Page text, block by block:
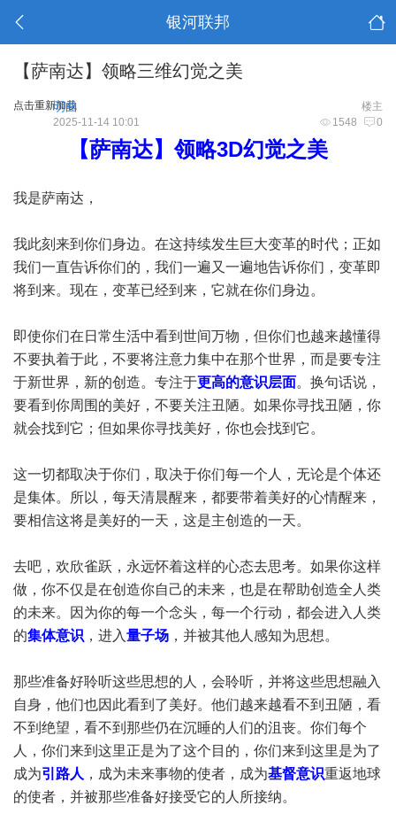
银河联邦
【萨南达】领略三维幻觉之美
点击重新加载 楼主
明曲
1548 0
2025-11-14 10:01
【萨南达】领略3D幻觉之美
我是萨南达，
我此刻来到你们身边。在这持续发生巨大变革的时代；正如
我们一直告诉你们的，我们一遍又一遍地告诉你们，变革即
将到来。现在，变革已经到来，它就在你们身边。
即使你们在日常生活中看到世间万物，但你们也越来越懂得
不要执着于此，不要将注意力集中在那个世界，而是要专注
于新世界，新的创造。专注于更高的意识层面。换句话说，
要看到你周围的美好，不要关注丑陋。如果你寻找丑陋，你
就会找到它；但如果你寻找美好，你也会找到它。
这一切都取决于你们，取决于你们每一个人，无论是个体还
是集体。所以，每天清晨醒来，都要带着美好的心情醒来，
要相信这将是美好的一天，这是主创造的一天。
去吧，欢欣雀跃，永远怀着这样的心态去思考。如果你这样
做，你不仅是在创造你自己的未来，也是在帮助创造全人类
的未来。因为你的每一个念头，每一个行动，都会进入人类
的集体意识 ，进入量子场 ，并被其他人感知为思想。
那些准备好聆听这些思想的人，会聆听，并将这些思想融入
自身，他们也因此看到了美好。他们越来越看不到丑陋，看
不到绝望，看不到那些仍在沉睡的人们的沮丧。你们每个
人，你们来到这里正是为了这个目的，你们来到这里是为了
成为引路人 ，成为未来事物的使者，成为基督意识重返地球
的使者，并被那些准备好接受它的人所接纳。